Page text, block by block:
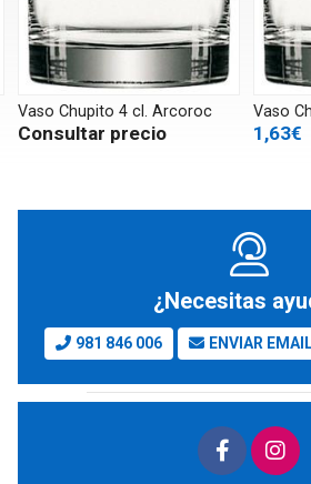
Chupito 4 cl. Arcoroc
precio
Vaso Chupito
¿Necesitas
981 846 006 ENVIAR